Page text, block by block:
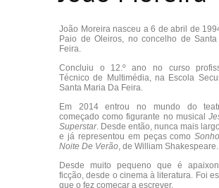
João Moreira nasceu a 6 de abril de
Paio de Oleiros, no concelho de
Feira.
Concluiu o 12.º ano no curso
Técnico de Multimédia, na Escola
Santa Maria Da Feira.
Em 2014 entrou no mundo do
começado como figurante no musical
Superstar. Desde então, nunca mais
e já representou em peças como
Noite De Verão, de William Shakespeare.
Desde muito pequeno que é
ficção, desde o cinema à literatura. Foi
que o fez começar a escrever.